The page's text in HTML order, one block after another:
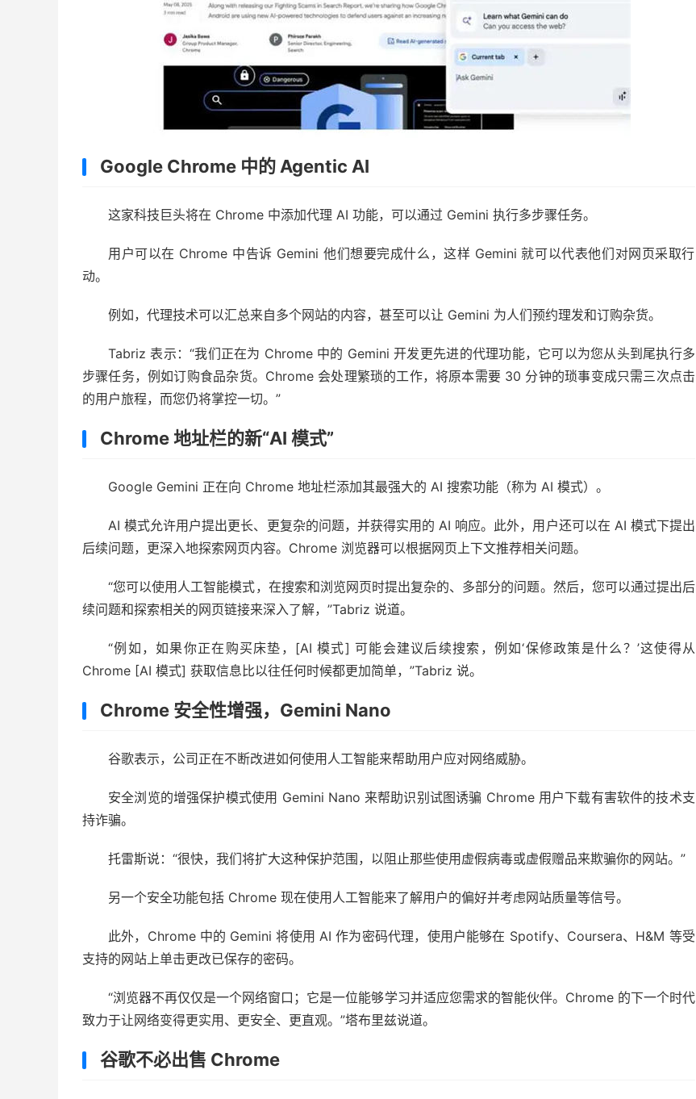
Google Chrome 中的 Agentic AI
这家科技巨头将在 Chrome 中添加代理 AI 功能，可以通过 Gemini 执行多步骤任务。
用户可以在 Chrome 中告诉 Gemini 他们想要完成什么，这样 Gemini 就可以代表他们对网页采取行
动。
例如，代理技术可以汇总来自多个网站的内容，甚至可以让 Gemini 为人们预约理发和订购杂货。
Tabriz 表示：“我们正在为 Chrome 中的 Gemini 开发更先进的代理功能，它可以为您从头到尾执行多
步骤任务，例如订购食品杂货。Chrome 会处理繁琐的工作，将原本需要 30 分钟的琐事变成只需三次点击
的用户旅程，而您仍将掌控一切。”
Chrome 地址栏的新“AI 模式”
Google Gemini 正在向 Chrome 地址栏添加其最强大的 AI 搜索功能（称为 AI 模式）。
AI 模式允许用户提出更长、更复杂的问题，并获得实用的 AI 响应。此外，用户还可以在 AI 模式下提出
后续问题，更深入地探索网页内容。Chrome 浏览器可以根据网页上下文推荐相关问题。
“您可以使用人工智能模式，在搜索和浏览网页时提出复杂的、多部分的问题。然后，您可以通过提出后
续问题和探索相关的网页链接来深入了解，”Tabriz 说道。
“例如，如果你正在购买床垫，[AI 模式] 可能会建议后续搜索，例如‘保修政策是什么？’这使得从
Chrome [AI 模式] 获取信息比以往任何时候都更加简单，”Tabriz 说。
Chrome 安全性增强，Gemini Nano
谷歌表示，公司正在不断改进如何使用人工智能来帮助用户应对网络威胁。
安全浏览的增强保护模式使用 Gemini Nano 来帮助识别试图诱骗 Chrome 用户下载有害软件的技术支
持诈骗。
托雷斯说：“很快，我们将扩大这种保护范围，以阻止那些使用虚假病毒或虚假赠品来欺骗你的网站。”
另一个安全功能包括 Chrome 现在使用人工智能来了解用户的偏好并考虑网站质量等信号。
此外，Chrome 中的 Gemini 将使用 AI 作为密码代理，使用户能够在 Spotify、Coursera、H&M 等受
支持的网站上单击更改已保存的密码。
“浏览器不再仅仅是一个网络窗口；它是一位能够学习并适应您需求的智能伙伴。Chrome 的下一个时代
致力于让网络变得更实用、更安全、更直观。”塔布里兹说道。
谷歌不必出售 Chrome